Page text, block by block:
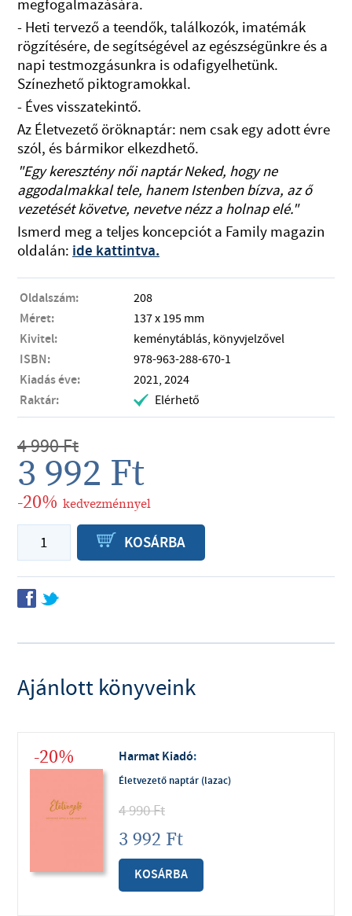
megfogalmazására.
- Heti tervező a teendők, találkozók, imatémák
rögzítésére, de segítségével az egészségünkre és a
napi testmozgásunkra is odafigyelhetünk.
Színezhető piktogramokkal.
- Éves visszatekintő.
Az Életvezető öröknaptár: nem csak egy adott évre
szól, és bármikor elkezdhető.
"Egy keresztény női naptár Neked, hogy ne
aggodalmakkal tele, hanem Istenben bízva, az ő
vezetését követve, nevetve nézz a holnap elé."
Ismerd meg a teljes koncepciót a Family magazin
oldalán: ide kattintva.
Oldalszám: 208
Méret: 137 x 195 mm
Kivitel: keménytáblás, könyvjelzővel
ISBN: 978-963-288-670-1
Kiadás éve: 2021, 2024
Raktár: . Elérhető
4 990Ft
3 992 Ft
-20% kedvezménnyel
P KOSÁRBA
f t
Ajánlott könyveink
-20% Harmat Kiadó:
Életvezető naptár (lazac)
4 990Ft
3 992 Ft
KOSÁRBA